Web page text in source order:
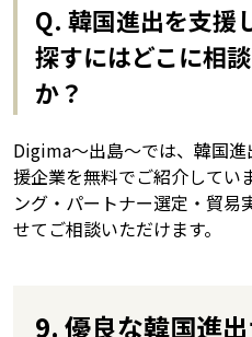
Q. 韓国進出を支援
探すにはどこに相
か？
Digima〜出島〜では、韓国
援企業を無料でご紹介してい
ング・パートナー選定・貿易
せてご相談いただけます。
9. 優良な韓国進